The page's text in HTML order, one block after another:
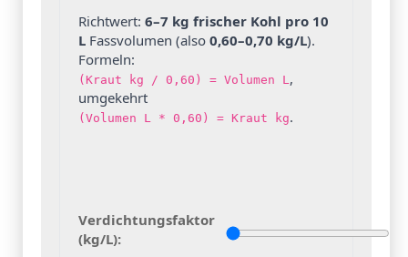
Richtwert: 6–7 kg frischer Kohl pro 10
L Fassvolumen (also 0,60–0,70 kg/L).
Formeln:
(Kraut kg / 0,60) = Volumen L,
umgekehrt
(Volumen L * 0,60) = Kraut kg.
Verdichtungsfaktor
(kg/L):